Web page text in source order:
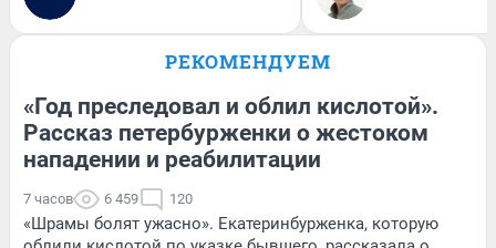
РЕКОМЕНДУЕМ
«Год преследовал и облил кислотой».
Рассказ петербурженки о жестоком
нападении и реабилитации
7 часов 6 459 120
«Шрамы болят ужасно». Екатеринбурженка, которую